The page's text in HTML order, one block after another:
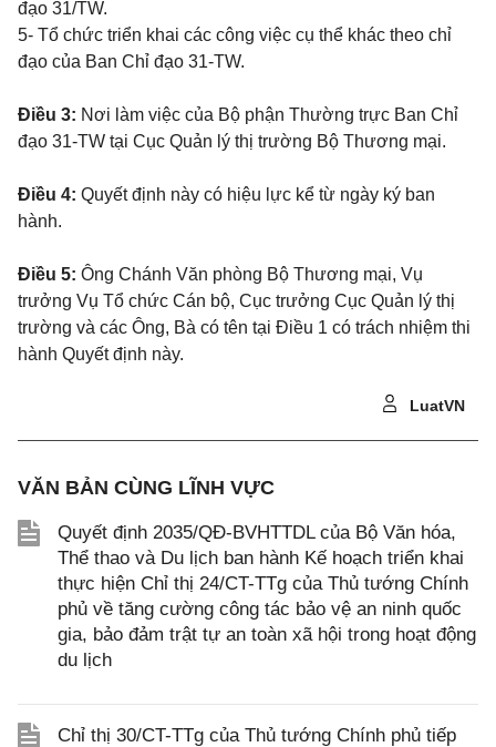
đạo 31/TW.
5- Tổ chức triển khai các công việc cụ thể khác theo chỉ
đạo của Ban Chỉ đạo 31-TW.
Điều 3: Nơi làm việc của Bộ phận Thường trực Ban Chỉ
đạo 31-TW tại Cục Quản lý thị trường Bộ Thương mại.
Điều 4: Quyết định này có hiệu lực kể từ ngày ký ban
hành.
Điều 5: Ông Chánh Văn phòng Bộ Thương mại, Vụ
trưởng Vụ Tổ chức Cán bộ, Cục trưởng Cục Quản lý thị
trường và các Ông, Bà có tên tại Điều 1 có trách nhiệm thi
hành Quyết định này.
LuatVN
VĂN BẢN CÙNG LĨNH VỰC
Quyết định 2035/QĐ-BVHTTDL của Bộ Văn hóa,
Thể thao và Du lịch ban hành Kế hoạch triển khai
thực hiện Chỉ thị 24/CT-TTg của Thủ tướng Chính
phủ về tăng cường công tác bảo vệ an ninh quốc
gia, bảo đảm trật tự an toàn xã hội trong hoạt động
du lịch
Chỉ thị 30/CT-TTg của Thủ tướng Chính phủ tiếp